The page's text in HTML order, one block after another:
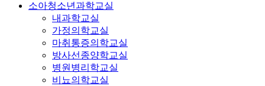
소아청소년과학교실
내과학교실
가정의학교실
마취통증의학교실
방사선종양학교실
병원병리학교실
비뇨의학교실